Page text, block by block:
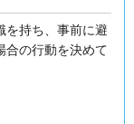
を持ち、事前に避
合の行動を決めて